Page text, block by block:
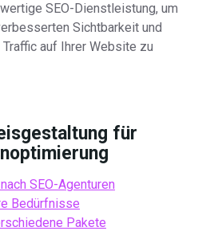
SEO-Dienstleistung, um
Sichtbarkeit und
auf Ihrer Website zu
für
SEO-Agenturen
Bedürfnisse
Pakete